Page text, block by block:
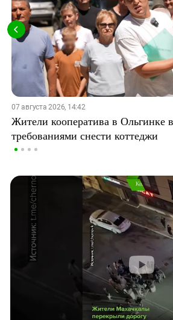
07 августа 2026, 14:42
Жители кооператива в Ольгинке
требованиями снести коттеджи